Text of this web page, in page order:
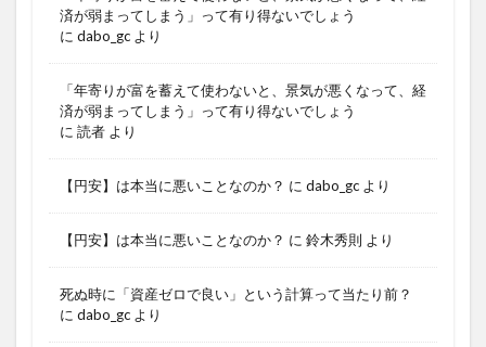
済が弱まってしまう」って有り得ないでしょう
に dabo_gc より
「年寄りが富を蓄えて使わないと、景気が悪くなって、経
済が弱まってしまう」って有り得ないでしょう
に 読者 より
【円安】は本当に悪いことなのか？ に dabo_gc より
【円安】は本当に悪いことなのか？ に 鈴木秀則 より
死ぬ時に「資産ゼロで良い」という計算って当たり前？
に dabo_gc より